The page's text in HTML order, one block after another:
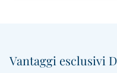
Vantaggi esclusivi